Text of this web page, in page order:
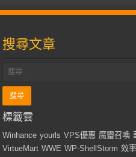
搜尋文章
標籤雲
Winhance yourls VPS優惠 魔靈召喚
VirtueMart WWE WP-ShellStorm 效